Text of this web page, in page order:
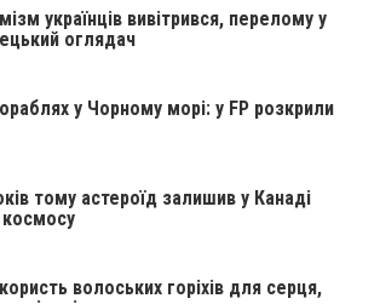
українців вивітрився, перелому у
оглядач
у Чорному морі: у FP розкрили
тому астероїд залишив у Канаді
волоських горіхів для серця,